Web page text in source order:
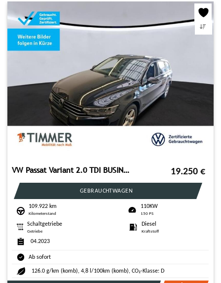
VW Passat Variant 2.0 TDI BUSINESS +LED +ACC +RKAM 19.250 €
GEBRAUCHTWAGEN
109.922 km
Kilometerstand
110KW
150 PS
Schaltgetriebe
Getriebe
Diesel
Kraftstoff
04.2023
Ab sofort
126.0 g/km (komb), 4,8 l/100km (komb), CO₂-Klasse: D